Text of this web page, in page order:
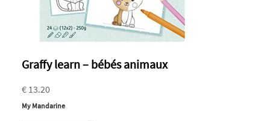
Graffy learn – bébés animaux
€ 13.20
My Mandarine